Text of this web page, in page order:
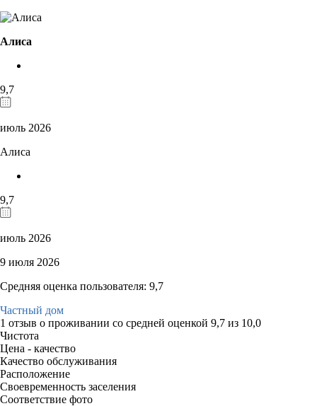
Алиса
9,7
июль 2026
Алиса
9,7
июль 2026
9 июля 2026
Средняя оценка пользователя: 9,7
Частный дом
1 отзыв о проживании со средней оценкой 9,7 из 10,0
Чистота
Цена - качество
Качество обслуживания
Расположение
Своевременность заселения
Соответствие фото